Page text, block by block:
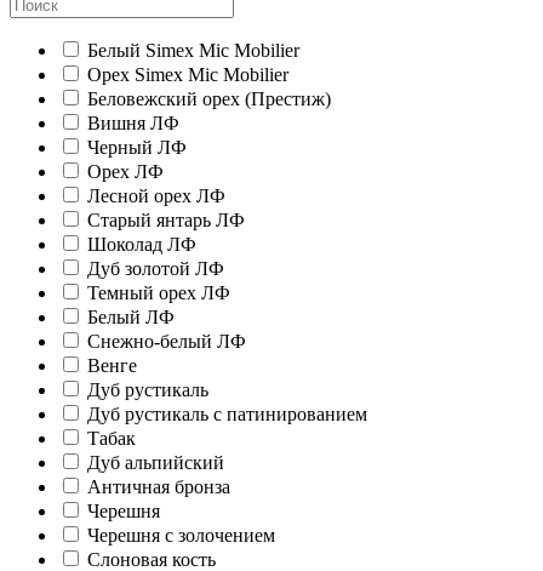
Белый Simex Mic Mobilier
Орех Simex Mic Mobilier
Беловежский орех (Престиж)
Вишня ЛФ
Черный ЛФ
Орех ЛФ
Лесной орех ЛФ
Старый янтарь ЛФ
Шоколад ЛФ
Дуб золотой ЛФ
Темный орех ЛФ
Белый ЛФ
Снежно-белый ЛФ
Венге
Дуб рустикаль
Дуб рустикаль с патинированием
Табак
Дуб альпийский
Античная бронза
Черешня
Черешня с золочением
Слоновая кость